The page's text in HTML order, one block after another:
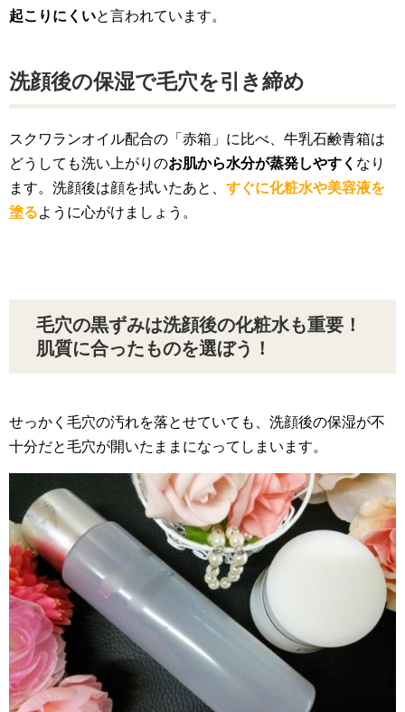
起こりにくいと言われています。
洗顔後の保湿で毛穴を引き締め
スクワランオイル配合の「赤箱」に比べ、牛乳石鹸青箱は
どうしても洗い上がりのお肌から水分が蒸発しやすく なり
ます。洗顔後は顔を拭いたあと、 すぐに化粧水や美容液を
塗るように心がけましょう。
毛穴の黒ずみは洗顔後の化粧水も重要！
肌質に合ったものを選ぼう！
せっかく毛穴の汚れを落とせていても、洗顔後の保湿が不
十分だと毛穴が開いたままになってしまいます。